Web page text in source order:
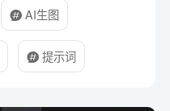
AI生图
提示词